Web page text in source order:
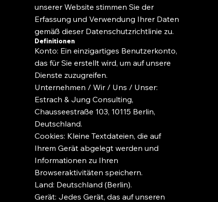
unserer Website stimmen Sie der
Erfassung und Verwendung Ihrer Daten
gemäß dieser Datenschutzrichtlinie zu.
Definitionen
Konto: Ein einzigartiges Benutzerkonto,
das für Sie erstellt wird, um auf unsere
Dienste zuzugreifen.
Unternehmen / Wir / Uns / Unser:
Estrach & Jung Consulting,
Chausseestraße 103, 10115 Berlin,
Deutschland.
Cookies: Kleine Textdateien, die auf
Ihrem Gerät abgelegt werden und
Informationen zu Ihren
Browseraktivitäten speichern.
Land: Deutschland (Berlin).
Gerät: Jedes Gerät, das auf unseren